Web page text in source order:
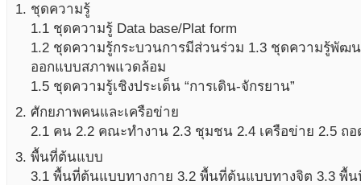
ชุดความรู้
1.1 ชุดความรู้ Data base/Plat form
1.2 ชุดความรู้กระบวนการมีส่วนร่วม 1.3 ชุดความรู้พัฒ
ออกแบบสภาพแวดล้อม
1.5 ชุดความรู้เชิงประเด็น “การเดิน-จักรยาน”
ศักยภาพคนและเครือข่าย
2.1 คน 2.2 คณะทำงาน 2.3 ชุมชน 2.4 เครือข่าย 2.5 ถ
พื้นที่ต้นแบบ
3.1 พื้นที่ต้นแบบทางกาย 3.2 พื้นที่ต้นแบบทางจิต 3.3 พื้